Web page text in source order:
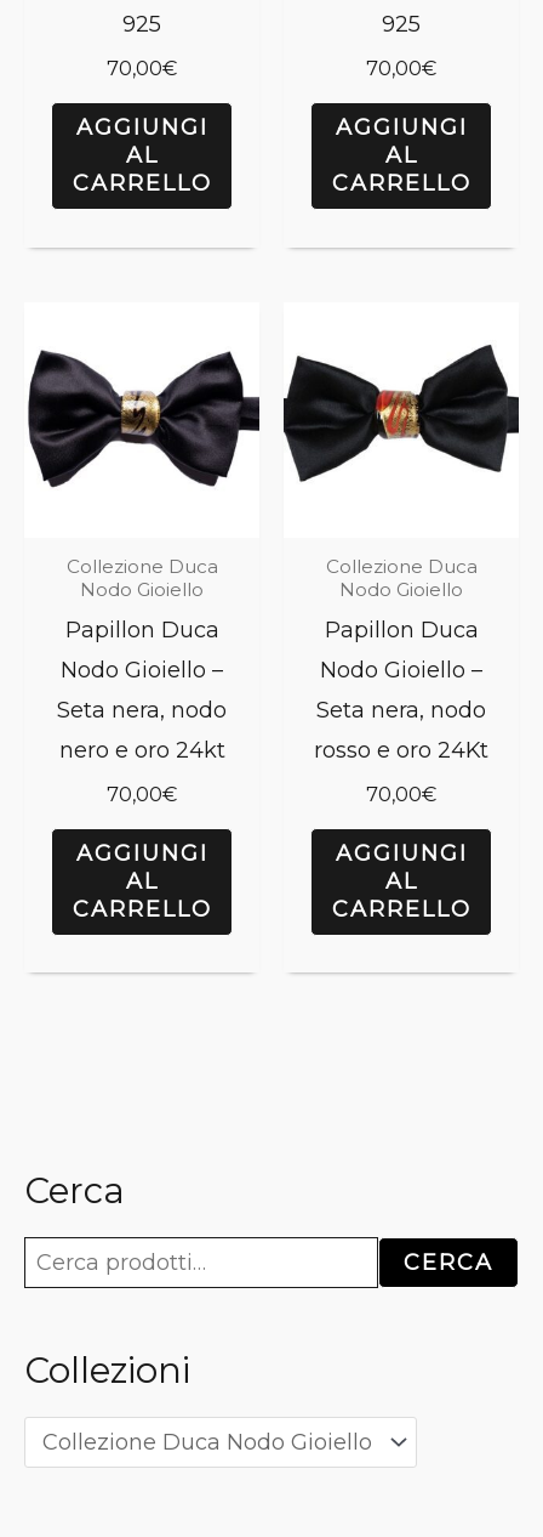
Cerca
C
e
a
CERCA
Collezioni
925
70,00€
AGGIUNGI
AL
CARRELLO
925
70,00€
AGGIUNGI
AL
CARRELLO
Collezione Duca
Nodo Gioiello
Papillon Duca
Nodo Gioiello –
Seta nera, nodo
nero e oro 24kt
70,00€
AGGIUNGI
AL
CARRELLO
Collezione Duca
Nodo Gioiello
Papillon Duca
Nodo Gioiello –
Seta nera, nodo
rosso e oro 24Kt
70,00€
AGGIUNGI
AL
CARRELLO